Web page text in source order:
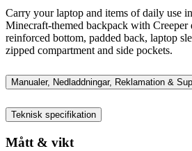
Carry your laptop and items of daily use
Minecraft-themed backpack with Creeper
reinforced bottom, padded back, laptop
zipped compartment and side pockets.
Manualer, Nedladdningar, Reklamation &
Teknisk specifikation
Mått & vikt